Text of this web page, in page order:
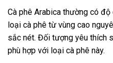
Cà phê Arabica thường có
loại cà phê từ vùng cao
sắc nét. Đối tượng yêu thích
phù hợp với loại cà phê này.